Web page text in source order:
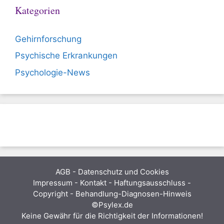
Kategorien
Gehirnforschung
Psychische Erkrankungen
Psychologie-News
AGB - Datenschutz und Cookies
Impressum - Kontakt - Haftungsausschluss -
Copyright - Behandlung-Diagnosen-Hinweis
©Psylex.de
Keine Gewähr für die Richtigkeit der Informationen!